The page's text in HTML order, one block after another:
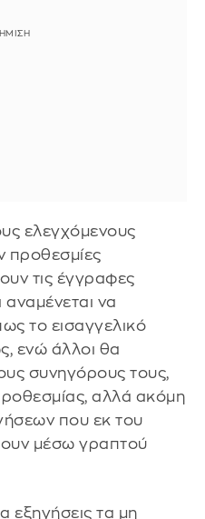
ελεγχόμενους
προθεσμίες
τις έγγραφες
αναμένεται να
το εισαγγελικό
ενώ άλλοι θα
συνηγόρους τους,
αλλά ακόμη
που εκ του
μέσω γραπτού
εξηγήσεις τα μη